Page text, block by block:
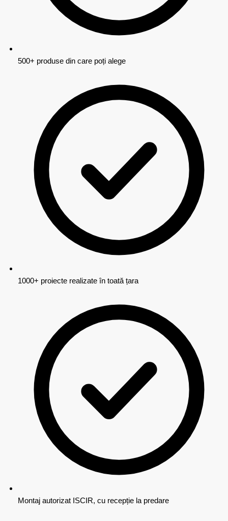
500+ produse din care poți alege
1000+ proiecte realizate în toată țara
Montaj autorizat ISCIR, cu recepție la predare